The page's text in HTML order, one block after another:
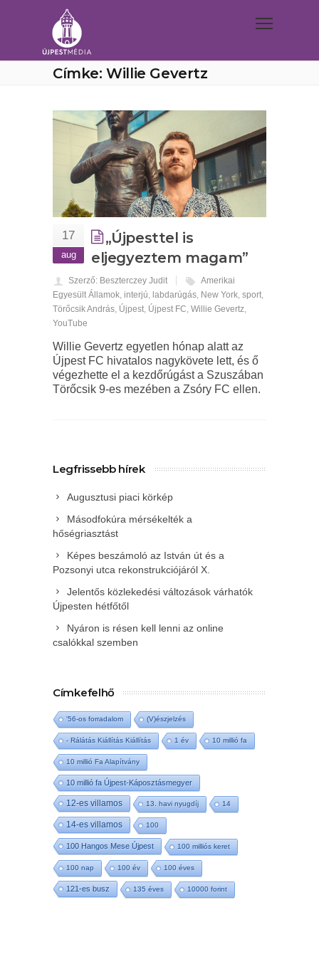
Címke: Willie Gevertz
17
aug
„Újpesttel is
eljegyeztem magam”
Szerző: Beszterczey Judit
Amerikai
Egyesült Államok, interjú, labdarúgás, New York, sport,
Törőcsik András, Újpest, Újpest FC, Willie Gevertz,
YouTube
Willie Gevertz egyetlen hónap alatt az
Újpest FC hivatalos nagykövete lett, és ő
végezhette el a kezdőrúgást a Szuszában
Törőcsik 9-es mezében a Zsóry FC ellen.
Legfrissebb hírek
Augusztusi piaci körkép
Másodfokúra mérsékelték a
hőségriasztást
Képes beszámoló az István út és a
Pozsonyi utca rekonstrukciójáról X.
Jelentős közlekedési változások várhatók
Újpesten hétfőtől
Nyáron is résen kell lenni az online
csalókkal szemben
Címkefelhő
'56-os forradalom (V)észjelzés
- Rálátás Kiállítás Kiállítás 1 év 10 millió fa
10 millió Fa Alapítvány
10 millió fa Újpest-Káposztásmegyer
12-es villamos 13. havi nyugdíj 14
14-es villamos 100
100 Hangos Mese Újpest 100 milliós keret
100 nap 100 év 100 éves
121-es busz 135 éves 10000 forint